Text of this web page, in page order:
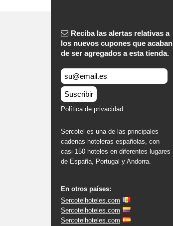
Reciba las alertas relativas a
los nuevos cupones que acaban
de ser agregados a esta tienda.
Suscribir
Política de privacidad
Sercotel es una de las principales
cadenas hoteleras españolas, con
casi 150 hoteles en diferentes lugares
de España, Portugal y Andorra.
En otros países:
Sercotelhoteles.com
Sercotelhoteles.com
Sercotelhoteles.com